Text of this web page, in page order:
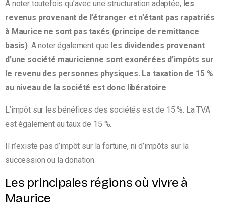
A noter toutefois qu’avec une structuration adaptée, les
revenus provenant de l’étranger et n’étant pas rapatriés
à Maurice ne sont pas taxés (principe de remittance
basis). A noter également que les dividendes provenant
d’une société mauricienne sont exonérées d’impôts sur
le revenu des personnes physiques. La taxation de 15 %
au niveau de la société est donc libératoire.
L’impôt sur les bénéfices des sociétés est de 15 %. La TVA
est également au taux de 15 %.
Il n’existe pas d’impôt sur la fortune, ni d’impôts sur la
succession ou la donation.
Les principales régions où vivre à
Maurice